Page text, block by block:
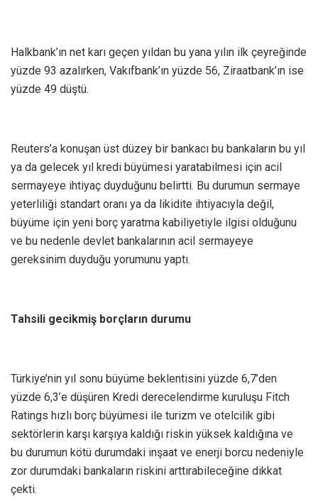
Halkbank’ın net karı geçen yıldan bu yana yılın ilk çeyreğinde
yüzde 93 azalırken, Vakıfbank’ın yüzde 56, Ziraatbank’ın ise
yüzde 49 düştü.
Reuters’a konuşan üst düzey bir bankacı bu bankaların bu yıl
ya da gelecek yıl kredi büyümesi yaratabilmesi için acil
sermayeye ihtiyaç duyduğunu belirtti. Bu durumun sermaye
yeterliliği standart oranı ya da likidite ihtiyacıyla değil,
büyüme için yeni borç yaratma kabiliyetiyle ilgisi olduğunu
ve bu nedenle devlet bankalarının acil sermayeye
gereksinim duyduğu yorumunu yaptı.
Tahsili gecikmiş borçların durumu
Türkiye’nin yıl sonu büyüme beklentisini yüzde 6,7’den
yüzde 6,3’e düşüren Kredi derecelendirme kuruluşu Fitch
Ratings hızlı borç büyümesi ile turizm ve otelcilik gibi
sektörlerin karşı karşıya kaldığı riskin yüksek kaldığına ve
bu durumun kötü durumdaki inşaat ve enerji borcu nedeniyle
zor durumdaki bankaların riskini arttırabileceğine dikkat
çekti.